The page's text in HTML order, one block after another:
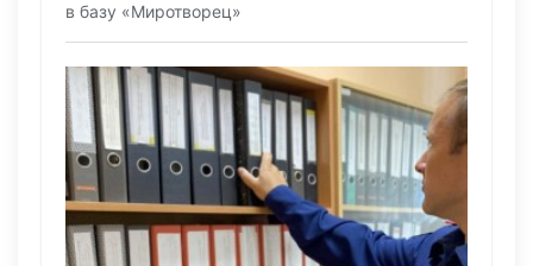
в базу «Миротворец»